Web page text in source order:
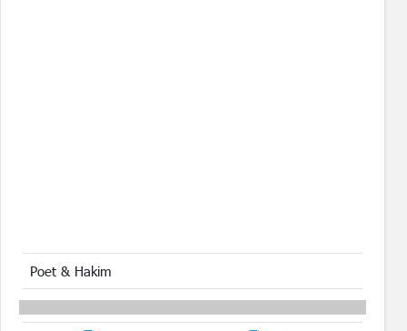
Poet & Hakim